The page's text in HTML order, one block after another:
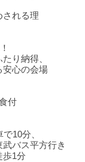
される理
り納得、
心の会場
付
10分、
バス平方行き
歩1分